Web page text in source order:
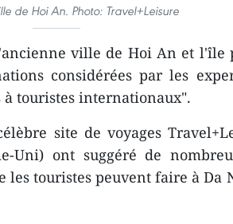
de Hoi An. Photo: Travel+Leisure
ville de Hoi An et l'île
considérées par les
touristes internationaux".
site de voyages
Uni) ont suggéré de
les touristes peuvent faire à Da